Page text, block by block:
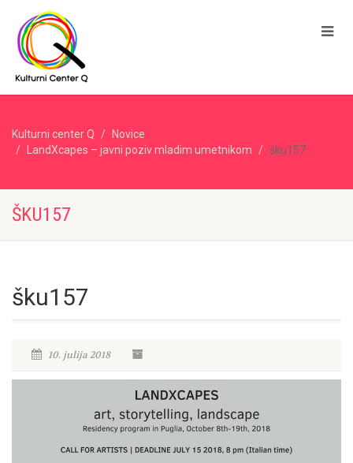
Kulturni center Q
Novice
LandXcapes – javni poziv mladim umetnikom
šku157
ŠKU157
šku157
10. julija 2018